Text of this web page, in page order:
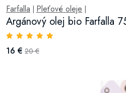
Farfalla Pleťové oleje
Argánový olej bio Farfalla
16 € 20 €